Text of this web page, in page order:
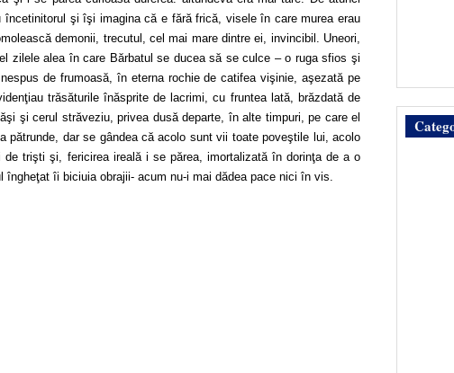
şi îşi imagina că e fără frică, visele în care murea erau
demonii, trecutul, cel mai mare dintre ei, invincibil. Uneori,
zilele alea în care Bărbatul se ducea să se culce – o ruga sfios şi
de frumoasă, în eterna rochie de catifea vişinie, aşezată pe
trăsăturile înăsprite de lacrimi, cu fruntea lată, brăzdată de
şi cerul străveziu, privea dusă departe, în alte timpuri, pe care el
pătrunde, dar se gândea că acolo sunt vii toate poveştile lui, acolo
trişti şi, fericirea ireală i se părea, imortalizată în dorinţa de a o
îi biciuia obrajii- acum nu-i mai dădea pace nici în vis.